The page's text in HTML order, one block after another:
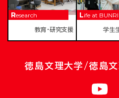
Research
教育・研究支援
Life at BUNRI
学生
徳島文理大学/徳島